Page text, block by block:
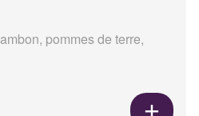
pommes de terre,